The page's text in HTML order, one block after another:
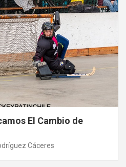
El Cambio de
Cáceres